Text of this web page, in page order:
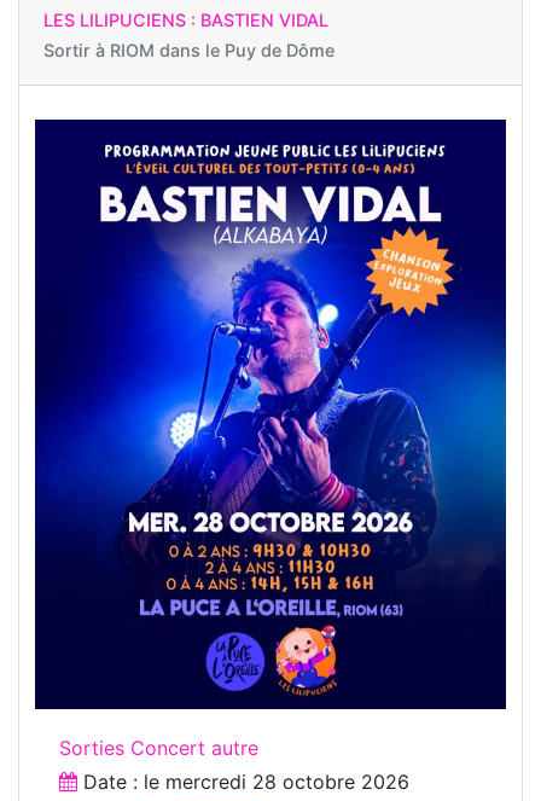
LES LILIPUCIENS : BASTIEN VIDAL
Sortir à RIOM dans le Puy de Dôme
Sorties Concert autre
Date : le mercredi 28 octobre 2026